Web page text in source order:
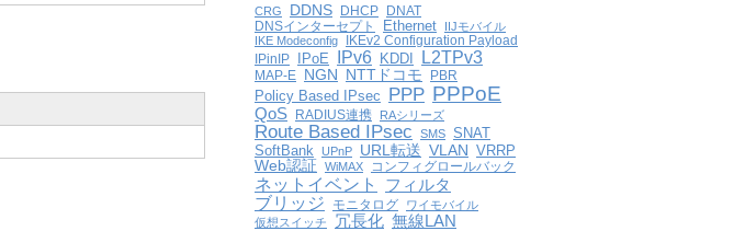
CRG DDNS DHCP DNAT
DNSインターセプト Ethernet
IIJモバイル
IKE Modeconfig
IKEv2 Configuration Payload
IPinIP
IPoE IPv6 KDDI L2TPv3
MAP-E NGN NTTドコモ PBR
Policy Based IPsec PPP PPPoE
QoS RADIUS連携 RAシリーズ
Route Based IPsec SMS SNAT
SoftBank UPnP URL転送 VLAN VRRP
Web認証
WiMAX コンフィグロールバック
ネットイベント
フィルタ
ブリッジ
モニタログ
ワイモバイル
仮想スイッチ
冗長化 無線LAN